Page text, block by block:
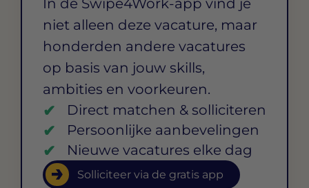
niet alleen deze vacature, maar
honderden andere vacatures
op basis van jouw skills,
ambities en voorkeuren.
Direct matchen & solliciteren
Persoonlijke aanbevelingen
Nieuwe vacatures elke dag
Solliciteer via de gratis app